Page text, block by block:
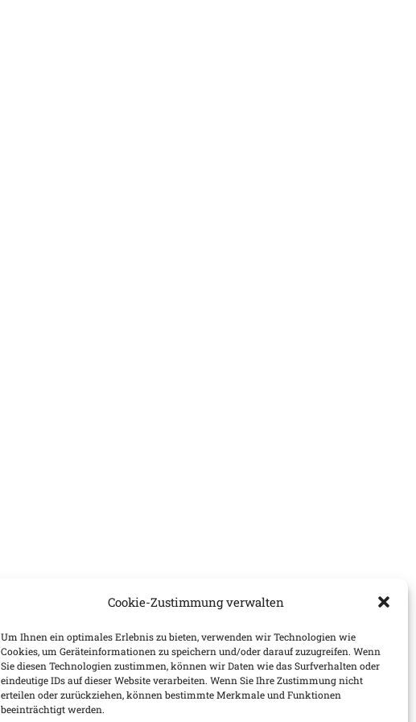
Cookie-Zustimmung verwalten
Um Ihnen ein optimales Erlebnis zu bieten, verwenden wir Technologien wie
Cookies, um Geräteinformationen zu speichern und/oder darauf zuzugreifen. Wenn
Sie diesen Technologien zustimmen, können wir Daten wie das Surfverhalten oder
eindeutige IDs auf dieser Website verarbeiten. Wenn Sie Ihre Zustimmung nicht
erteilen oder zurückziehen, können bestimmte Merkmale und Funktionen
beeinträchtigt werden.